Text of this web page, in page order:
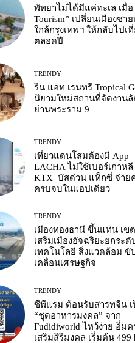
พัทยาไม่ได้มีแค่ทะเล เมื่อ
Tourism” เปลี่ยนเมืองชา
ใกล้กรุงเทพฯ ให้กลับไปเ
ตลอดปี
TRENDY
ริน แอท เรนทรี Tropical
นิยามใหม่สถานที่จัดงานลั
ย่านพระราม 9
TRENDY
เที่ยวแดนโสมต้องมี App
LACHA ไม่ใช้เบอร์เกาหลี
KTX–บัสด่วน แท็กซี่ จ่าย
ครบจบในแอปเดียว
TRENDY
เมืองทองธานี ขึ้นแท่น เข
เสริมเมืองอัจฉริยะยกระดั
เทคโนโลยี สิ่งแวดล้อม ขั
เคลื่อนเศรษฐกิจ
TRENDY
ซีพีแรม ต้อนรับสารทจีน
“ชุดอาหารมงคล” จาก
Fudidiworld ไหว้ง่าย อิ่มค
เสริมสิริมงคล เริ่มต้น 499